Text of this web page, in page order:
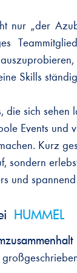
nur „der
Skills
die sich sehen
Events und
Kurz
sondern
und spannend
HUMMEL